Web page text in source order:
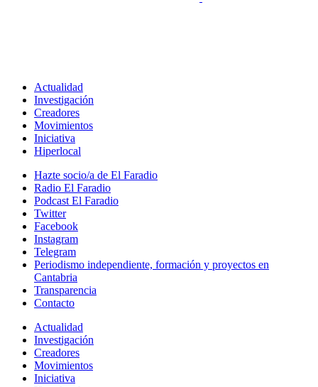
Actualidad
Investigación
Creadores
Movimientos
Iniciativa
Hiperlocal
Hazte socio/a de El Faradio
Radio El Faradio
Podcast El Faradio
Twitter
Facebook
Instagram
Telegram
Periodismo independiente, formación y proyectos en
Cantabria
Transparencia
Contacto
Actualidad
Investigación
Creadores
Movimientos
Iniciativa